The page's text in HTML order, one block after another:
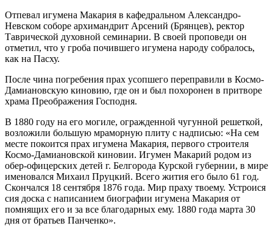
Отпевал игумена Макария в кафедральном Александро-
Невском соборе архимандрит Арсений (Брянцев), ректор
Таврической духовной семинарии. В своей проповеди он
отметил, что у гроба почив­шего игумена народу собралось,
как на Пасху.
После чина погребения прах усопшего переправили в Космо-
Дамиановскую киновию, где он и был похоронен в притворе
храма Преображения Господня.
В 1880 году на его могиле, огражденной чугунной решет­кой,
возложили большую мраморную плиту с надписью: «На сем
месте покоится прах игумена Макария, первого строителя
Космо-Дамиановской киновии. Игумен Макарий родом из
обер-офицерских детей г. Белгорода Курской губернии, в мире
именовался Михаил Пруцкий. Всего жития его было 61 год.
Скончался 18 сентября 1876 года. Мир праху твоему. Устроися
сия доска с написанием биографии игумена Макария от
помнящих его и за все благодарных ему. 1880 года марта 30
дня от братьев Панченко».